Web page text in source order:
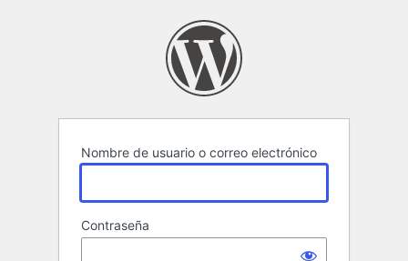
Nombre de usuario o correo electrónico
Contraseña